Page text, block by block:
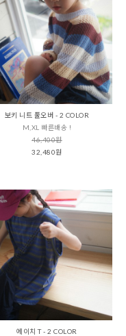
보키 니트 풀오버 - 2 COLOR
M,XL 빠른배송 !
46,400원
32,480원
에이치 T - 2 COLOR